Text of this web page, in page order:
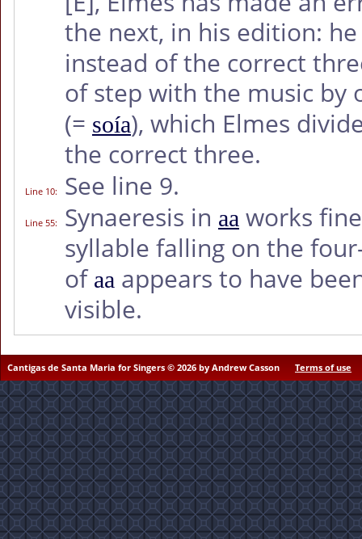
the next, in his edition:
instead of the correct
of step with the music by
(= soía), which Elmes
the correct three.
Line 10: See line 9.
Line 55: Synaeresis in aa works
syllable falling on the
of aa appears to have
visible.
Cantigas de Santa Maria for Singers © 2026 by Andrew Casson Terms of use